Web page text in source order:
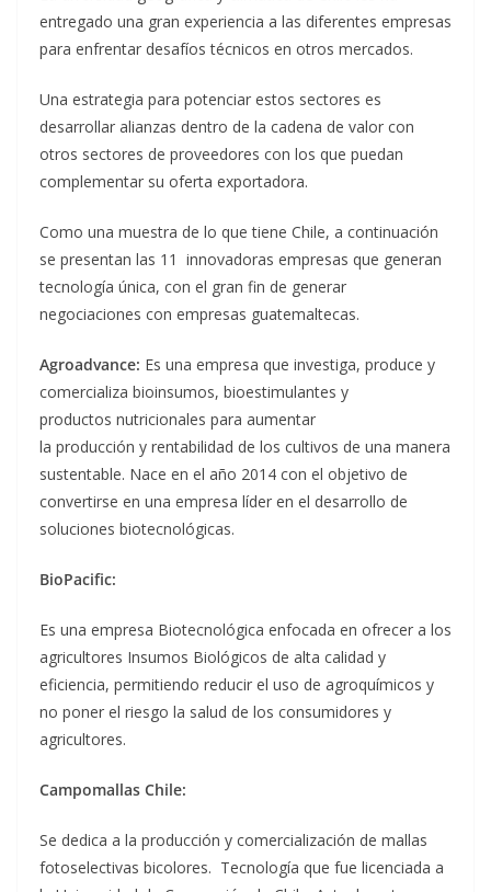
entregado una gran experiencia a las diferentes empresas
para enfrentar desafíos técnicos en otros mercados.
Una estrategia para potenciar estos sectores es
desarrollar alianzas dentro de la cadena de valor con
otros sectores de proveedores con los que puedan
complementar su oferta exportadora.
Como una muestra de lo que tiene Chile, a continuación
se presentan las 11 innovadoras empresas que generan
tecnología única, con el gran fin de generar
negociaciones con empresas guatemaltecas.
Agroadvance: Es una empresa que investiga, produce y
comercializa bioinsumos, bioestimulantes y
productos nutricionales para aumentar
la producción y rentabilidad de los cultivos de una manera
sustentable. Nace en el año 2014 con el objetivo de
convertirse en una empresa líder en el desarrollo de
soluciones biotecnológicas.
BioPacific:
Es una empresa Biotecnológica enfocada en ofrecer a los
agricultores Insumos Biológicos de alta calidad y
eficiencia, permitiendo reducir el uso de agroquímicos y
no poner el riesgo la salud de los consumidores y
agricultores.
Campomallas Chile:
Se dedica a la producción y comercialización de mallas
fotoselectivas bicolores. Tecnología que fue licenciada a